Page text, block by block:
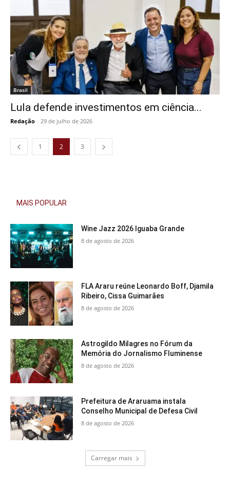
Brasil
Lula defende investimentos em ciência...
Redação - 29 de julho de 2026
1 2 3
MAIS POPULAR
Wine Jazz 2026 Iguaba Grande
8 de agosto de 2026
FLA Araru reúne Leonardo Boff, Djamila
Ribeiro, Cissa Guimarães
8 de agosto de 2026
Astrogildo Milagres no Fórum da
Memória do Jornalismo Fluminense
8 de agosto de 2026
Prefeitura de Araruama instala
Conselho Municipal de Defesa Civil
8 de agosto de 2026
Carregar mais